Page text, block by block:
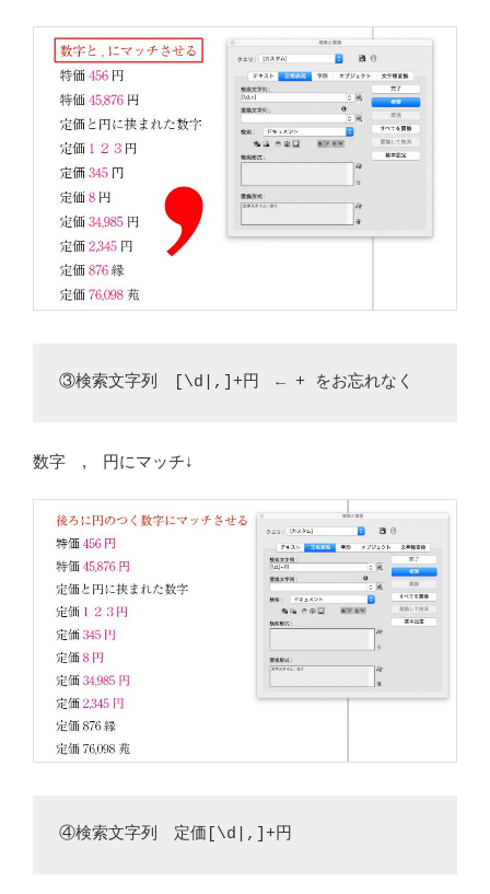
③検索文字列 [\d|,]+円 ← + をお忘れなく
数字 , 円にマッチ↓
④検索文字列 定価[\d|,]+円